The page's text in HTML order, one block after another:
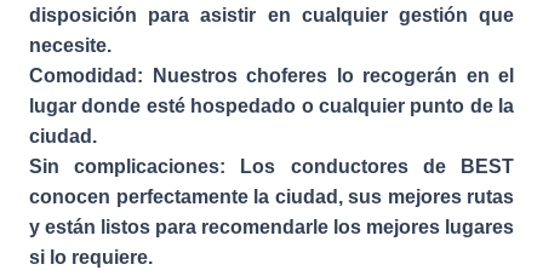
disposición para asistir en cualquier gestión que
necesite.
Comodidad: Nuestros choferes lo recogerán en el
lugar donde esté hospedado o cualquier punto de la
ciudad.
Sin complicaciones: Los conductores de BEST
conocen perfectamente la ciudad, sus mejores rutas
y están listos para recomendarle los mejores lugares
si lo requiere.